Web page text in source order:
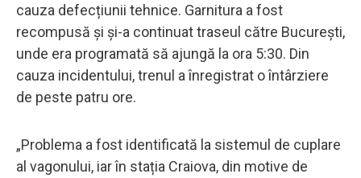
cauza defecțiunii tehnice. Garnitura a fost
recompusă și și-a continuat traseul către București,
unde era programată să ajungă la ora 5:30. Din
cauza incidentului, trenul a înregistrat o întârziere
de peste patru ore.
„Problema a fost identificată la sistemul de cuplare
al vagonului, iar în stația Craiova, din motive de